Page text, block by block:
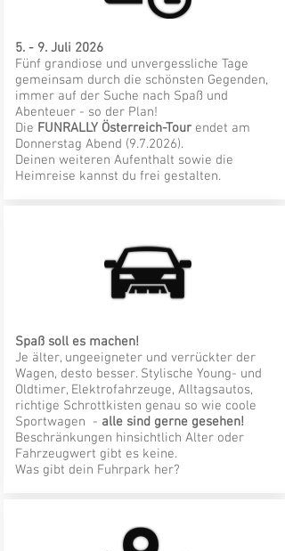
5. - 9. Juli 2026
Fünf grandiose und unvergessliche Tage
gemeinsam durch die schönsten Gegenden,
immer auf der Suche nach Spaß und
Abenteuer - so der Plan!
Die FUNRALLY Österreich-Tourendet am
Donnerstag Abend (9.7.2026).
Deinen weiteren Aufenthalt sowie die
Heimreise kannst du frei gestalten.
Spaß soll es machen!
Je älter, ungeeigneter und verrückter der
Wagen, desto besser. Stylische Young- und
Oldtimer, Elektrofahrzeuge, Alltagsautos,
richtige Schrottkisten genau so wie coole
Sportwagen - alle sind gerne gesehen!
Beschränkungen hinsichtlich Alter oder
Fahrzeugwert gibt es keine.
Was gibt dein Fuhrpark her?